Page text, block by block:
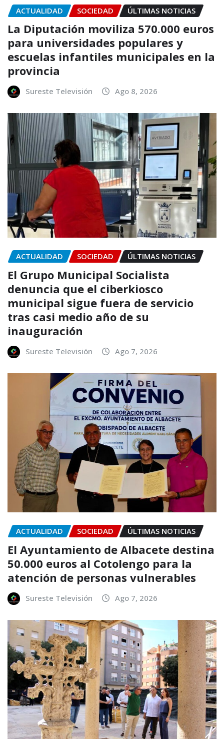
ACTUALIDAD SOCIEDAD ÚLTIMAS NOTICIAS
La Diputación moviliza 570.000 euros
para universidades populares y
escuelas infantiles municipales en la
provincia
Sureste Televisión Ago 8, 2026
ACTUALIDAD SOCIEDAD ÚLTIMAS NOTICIAS
El Grupo Municipal Socialista
denuncia que el ciberkiosco
municipal sigue fuera de servicio
tras casi medio año de su
inauguración
Sureste Televisión Ago 7, 2026
ACTUALIDAD SOCIEDAD ÚLTIMAS NOTICIAS
El Ayuntamiento de Albacete destina
50.000 euros al Cotolengo para la
atención de personas vulnerables
Sureste Televisión Ago 7, 2026